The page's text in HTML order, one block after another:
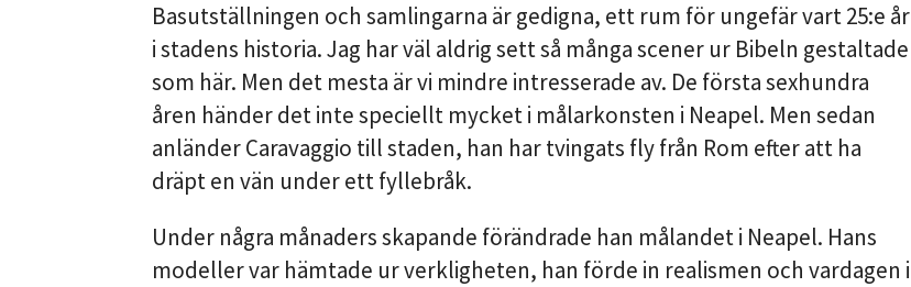
Basutställningen och samlingarna är gedigna, ett rum för ungefär vart 25:e år
i stadens historia. Jag har väl aldrig sett så många scener ur Bibeln gestaltade
som här. Men det mesta är vi mindre intresserade av. De första sexhundra
åren händer det inte speciellt mycket i målarkonsten i Neapel. Men sedan
anländer Caravaggio till staden, han har tvingats fly från Rom efter att ha
dräpt en vän under ett fyllebråk.
Under några månaders skapande förändrade han målandet i Neapel. Hans
modeller var hämtade ur verkligheten, han förde in realismen och vardagen i